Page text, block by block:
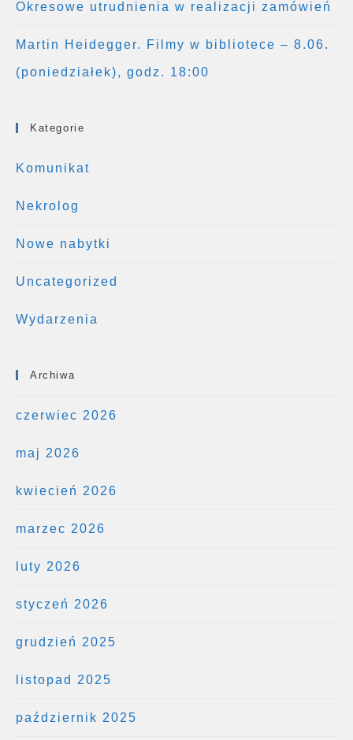
Okresowe utrudnienia w realizacji zamówień
Martin Heidegger. Filmy w bibliotece – 8.06.
(poniedziałek), godz. 18:00
Kategorie
Komunikat
Nekrolog
Nowe nabytki
Uncategorized
Wydarzenia
Archiwa
czerwiec 2026
maj 2026
kwiecień 2026
marzec 2026
luty 2026
styczeń 2026
grudzień 2025
listopad 2025
październik 2025